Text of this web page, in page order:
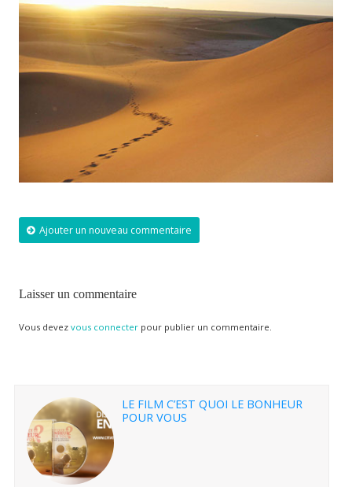
Ajouter un nouveau commentaire
Laisser un commentaire
Vous devez vous connecterpour publier un commentaire.
LE FILM C’EST QUOI LE BONHEUR
POUR VOUS